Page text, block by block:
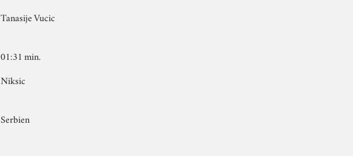
Tanasije Vucic
01:31 min.
Niksic
Serbien